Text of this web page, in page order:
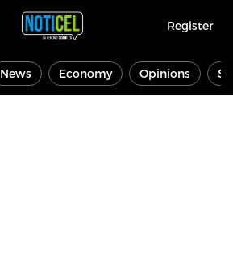
Register
News Economy Opinions